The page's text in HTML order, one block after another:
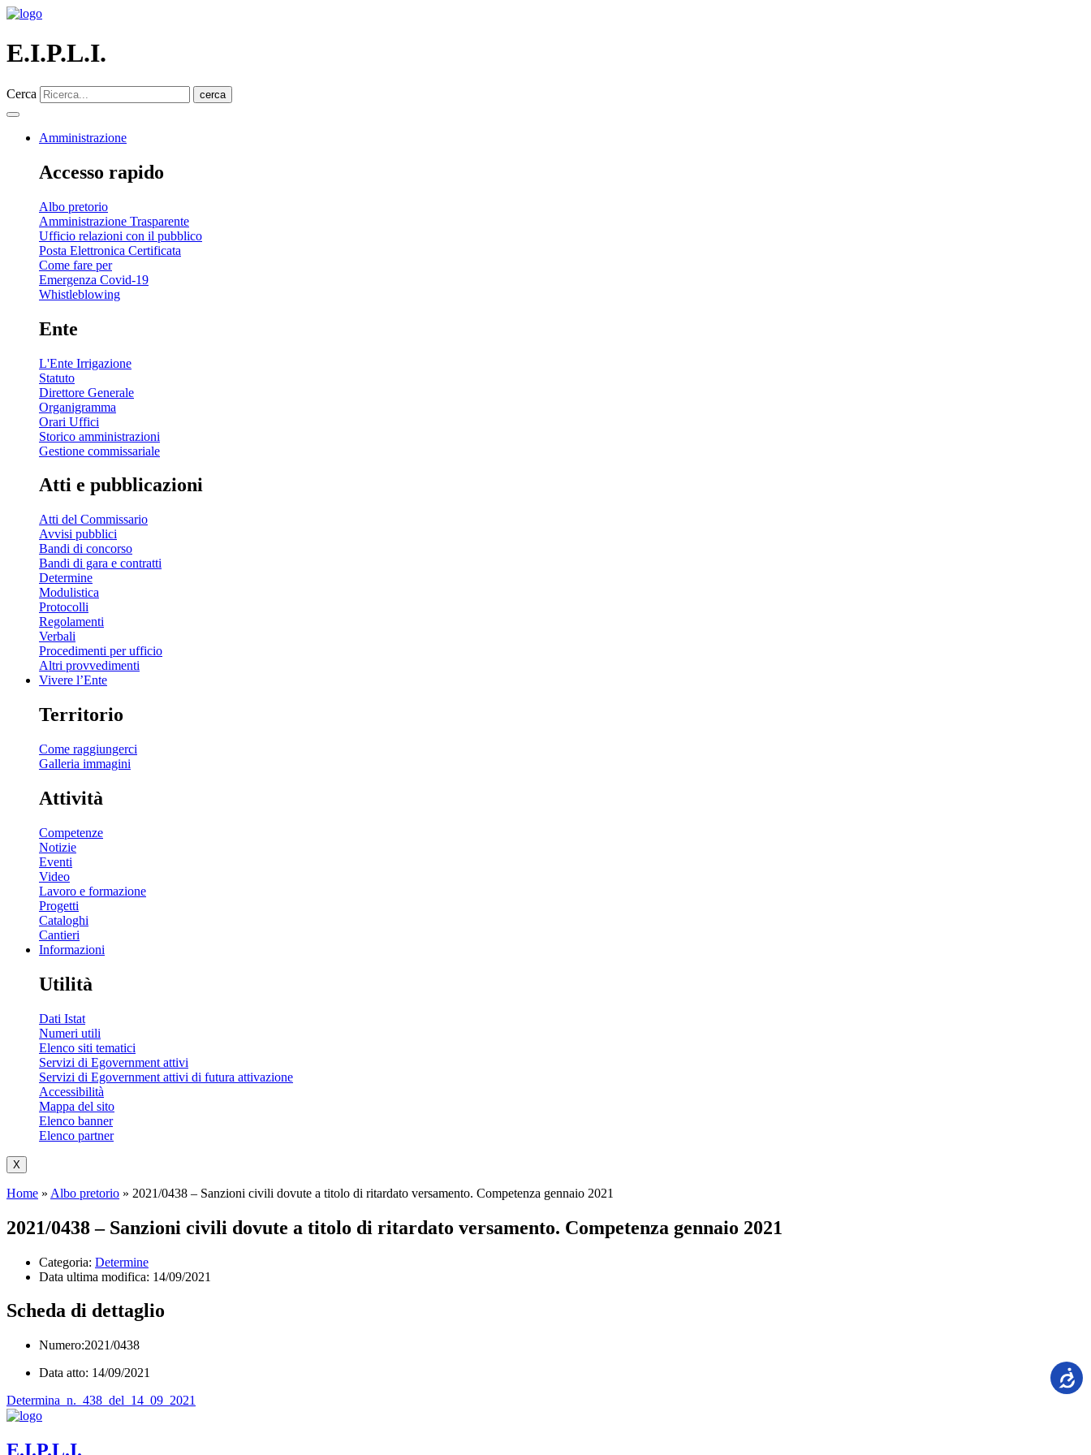
E.I.P.L.I.
Cerca cerca
Amministrazione
Accesso rapido
Albo pretorio
Amministrazione Trasparente
Ufficio relazioni con il pubblico
Posta Elettronica Certificata
Come fare per
Emergenza Covid-19
Whistleblowing
Ente
L'Ente Irrigazione
Statuto
Direttore Generale
Organigramma
Orari Uffici
Storico amministrazioni
Gestione commissariale
Atti e pubblicazioni
Atti del Commissario
Avvisi pubblici
Bandi di concorso
Bandi di gara e contratti
Determine
Modulistica
Protocolli
Regolamenti
Verbali
Procedimenti per ufficio
Altri provvedimenti
Vivere l’Ente
Territorio
Come raggiungerci
Galleria immagini
Attività
Competenze
Notizie
Eventi
Video
Lavoro e formazione
Progetti
Cataloghi
Cantieri
Informazioni
Utilità
Dati Istat
Numeri utili
Elenco siti tematici
Servizi di Egovernment attivi
Servizi di Egovernment attivi di futura attivazione
Accessibilità
Mappa del sito
Elenco banner
Elenco partner
X
Home » Albo pretorio » 2021/0438 – Sanzioni civili dovute a titolo di ritardato versamento. Competenza gennaio 2021
2021/0438 – Sanzioni civili dovute a titolo di ritardato versamento. Competenza gennaio 2021
Categoria: Determine
Data ultima modifica: 14/09/2021
Scheda di dettaglio
Numero:2021/0438
Data atto: 14/09/2021
Determina_n._438_del_14_09_2021
E.I.P.L.I.